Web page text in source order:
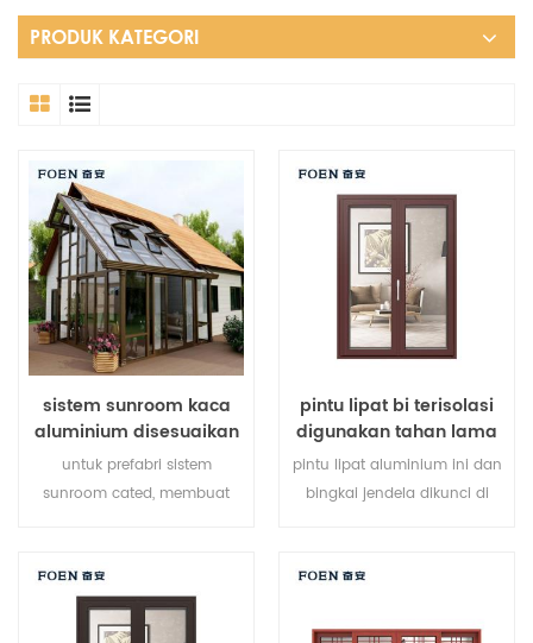
PRODUK KATEGORI
sistem sunroom kaca
aluminium disesuaikan
untuk prefabri sistem
sunroom cated, membuat
pintu lipat bi terisolasi
digunakan tahan lama
untuk hotel tepi laut
pintu lipat aluminium ini dan
bingkai jendela dikunci di
anti-pencurian sangat baik.
memenuhi berbagai